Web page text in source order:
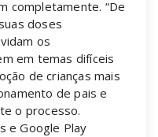
completamente. “De
doses
os
em temas difíceis
de crianças mais
de pais e
o processo.
e Google Play